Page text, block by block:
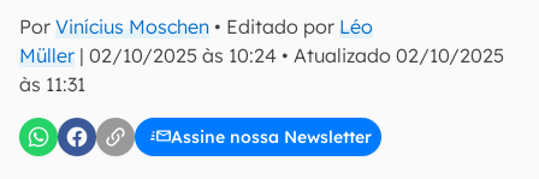
Por Vinícius Moschen • Editado por Léo
Müller | 02/10/2025 às 10:24 • Atualizado 02/10/2025
às 11:31
Assine nossa Newsletter
inscreva-se
Uso e Política de Privacidade do Canaltech.